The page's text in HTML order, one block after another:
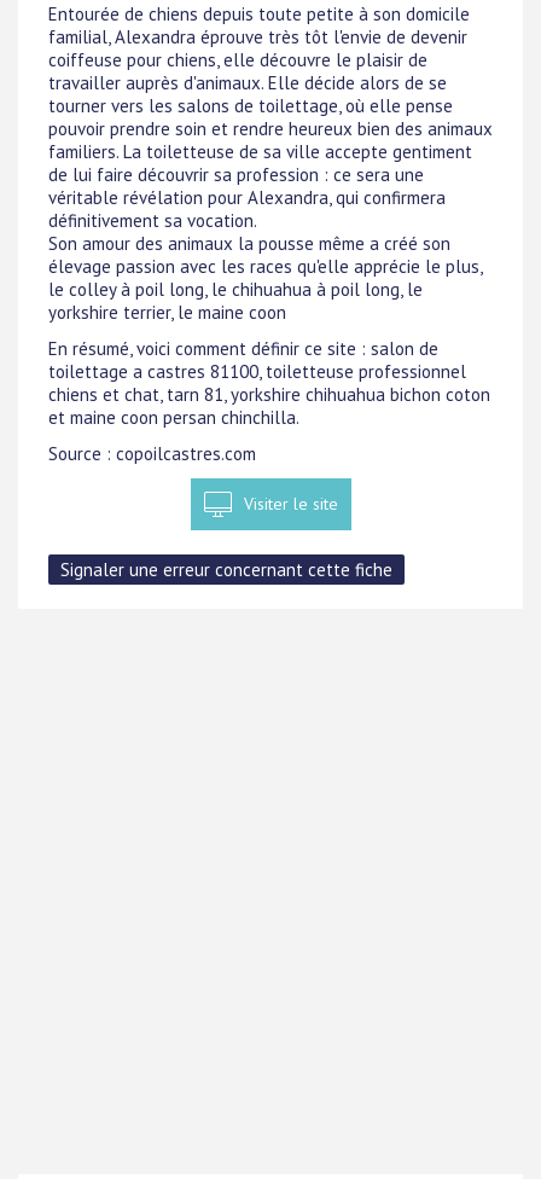
Entourée de chiens depuis toute petite à son domicile
familial, Alexandra éprouve très tôt l'envie de devenir
coiffeuse pour chiens, elle découvre le plaisir de
travailler auprès d'animaux. Elle décide alors de se
tourner vers les salons de toilettage, où elle pense
pouvoir prendre soin et rendre heureux bien des animaux
familiers. La toiletteuse de sa ville accepte gentiment
de lui faire découvrir sa profession : ce sera une
véritable révélation pour Alexandra, qui confirmera
définitivement sa vocation.
Son amour des animaux la pousse même a créé son
élevage passion avec les races qu'elle apprécie le plus,
le colley à poil long, le chihuahua à poil long, le
yorkshire terrier, le maine coon
En résumé, voici comment définir ce site : salon de
toilettage a castres 81100, toiletteuse professionnel
chiens et chat, tarn 81, yorkshire chihuahua bichon coton
et maine coon persan chinchilla.
Source : copoilcastres.com
Visiter le site